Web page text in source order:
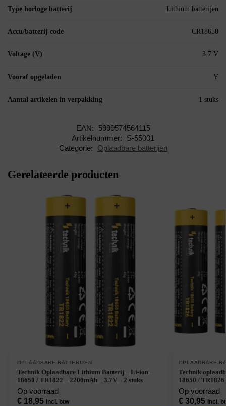
Type horloge batterij Lithium batterijen
Accu/batterij code CR18650
Voltage (V) 3.7 V
Vooraf opgeladen Y
Aantal artikelen in verpakking 1 stuks
EAN:
5999574564115
Artikelnummer:
S-55001
Categorie:
Oplaadbare batterijen
Gerelateerde producten
OPLAADBARE BATTERIJEN
Technik Oplaadbare Lithium Batterij – Li-ion –
18650 / TR1822 – 2200mAh – 3.7V – 2 stuks
Op voorraad
€18,95 Incl. btw
OPLAADBARE
Technik
18650 / TR1826
Op voorraad
€30,95 Incl.